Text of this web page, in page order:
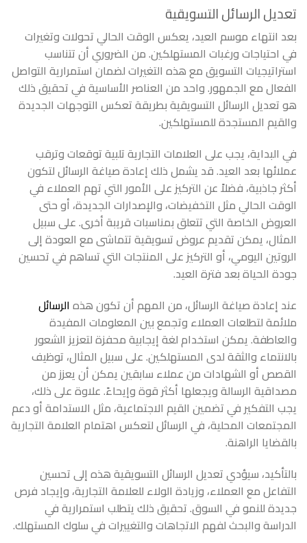
تعديل الرسائل التسويقية
بعد انتهاء موسم العيد، يعكس الوقت الحالي تحولات وتغيرات
في احتياجات ورغبات المستهلكين. من الضروري أن تتناسب
استراتيجيات التسويق مع هذه التغيرات لضمان استمرارية التواصل
الفعال مع الجمهور. واحد من العناصر الأساسية في تحقيق ذلك
هو تعديل الرسائل التسويقية بطريقة تعكس التوجهات الجديدة
والقيم المستجدة للمستهلكين.
في البداية، يجب على العلامات التجارية تلبية توقعات وترقب
عملائها بعد العيد. قد يشمل ذلك إعادة صياغة الرسائل لتكون
أكثر جاذبية، فضلاً عن التركيز على الأمور التي تهم العملاء في
الوقت الحالي مثل التخفيضات، والإصدارات الجديدة، أو حتى
العروض الخاصة التي تتعلق بمناسبات قريبة أخرى. على سبيل
المثال، يمكن تقديم عروض تسويقية تتماشى مع العودة إلى
الروتين اليومي، أو التركيز على المنتجات التي تساهم في تحسين
جودة الحياة بعد فترة العيد.
عند إعادة صياغة الرسائل، من المهم أن تكون هذهالرسائل
ملائمة لتطلعات العملاء وتجمع بين المعلومات المفيدة
والعاطفة. يمكن استخدام لغة إيجابية محفزة لتعزيز الشعور
بالانتماء والثقة لدى المستهلكين. على سبيل المثال، توظيف
القصص أو الشهادات من عملاء سابقين يمكن أن يعزز من
مصداقية الرسالة ويجعلها أكثر قوة وإيحاءً. علاوة على ذلك،
يجب التفكير في تضمين القيم الاجتماعية، مثل الاستدامة أو دعم
المجتمعات المحلية، في الرسائل لتعكس اهتمام العلامة التجارية
بالقضايا الراهنة.
بالتأكيد، سيؤدي تعديل الرسائل التسويقية هذه إلى تحسين
التفاعل مع العملاء، وزيادة الولاء للعلامة التجارية، وإيجاد فرص
جديدة للنمو في السوق. تحقيق ذلك يتطلب استمرارية في
الدراسة والبحث لفهم الاتجاهات والتغييرات في سلوك المستهلك.